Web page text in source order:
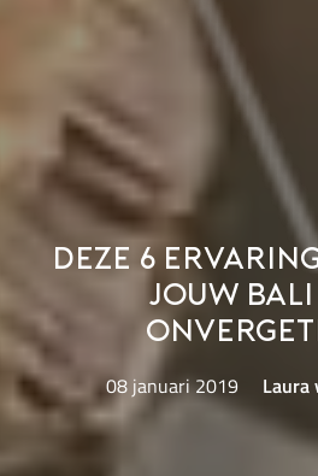
Deze 6
jouw
08 januari 2019 Laura